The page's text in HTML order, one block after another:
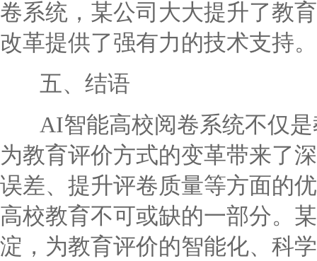
卷系统，某公司大大提升了教
改革提供了强有力的技术支持。
五、结语
AI智能高校阅卷系统不仅是
为教育评价方式的变革带来了
误差、提升评卷质量等方面的
高校教育不可或缺的一部分。
淀，为教育评价的智能化、科